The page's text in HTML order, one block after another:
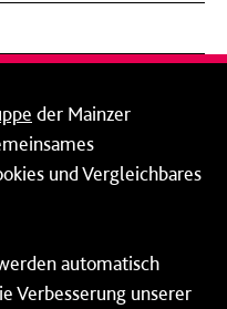
der Mainzer
und Vergleichbares
automatisch
Verbesserung unserer